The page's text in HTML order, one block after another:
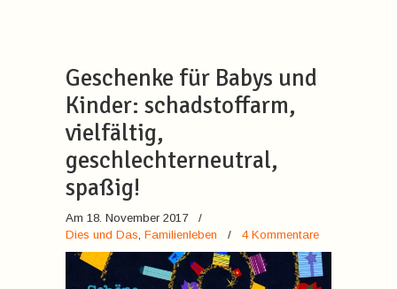
Geschenke für Babys und
Kinder: schadstoffarm,
vielfältig,
geschlechterneutral,
spaßig!
Am 18. November 2017
/
Dies und Das, Familienleben / 4 Kommentare